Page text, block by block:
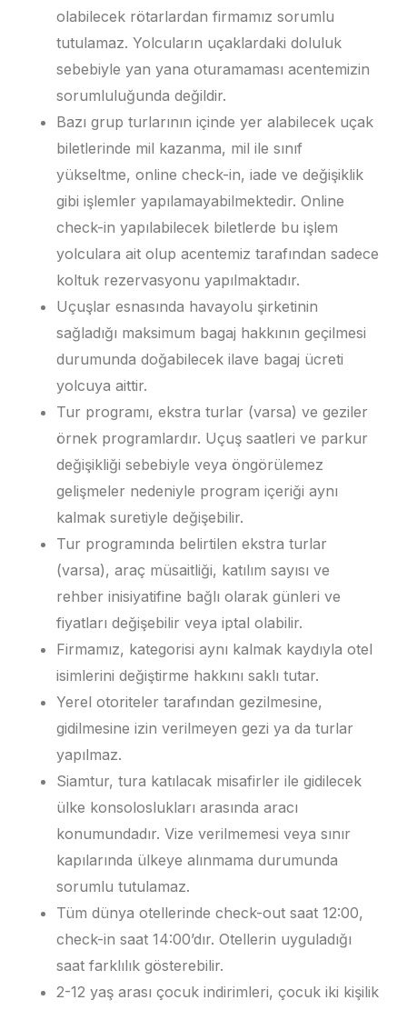
olabilecek rötarlardan firmamız sorumlu
tutulamaz. Yolcuların uçaklardaki doluluk
sebebiyle yan yana oturamaması acentemizin
sorumluluğunda değildir.
Bazı grup turlarının içinde yer alabilecek uçak
biletlerinde mil kazanma, mil ile sınıf
yükseltme, online check-in, iade ve değişiklik
gibi işlemler yapılamayabilmektedir. Online
check-in yapılabilecek biletlerde bu işlem
yolculara ait olup acentemiz tarafından sadece
koltuk rezervasyonu yapılmaktadır.
Uçuşlar esnasında havayolu şirketinin
sağladığı maksimum bagaj hakkının geçilmesi
durumunda doğabilecek ilave bagaj ücreti
yolcuya aittir.
Tur programı, ekstra turlar (varsa) ve geziler
örnek programlardır. Uçuş saatleri ve parkur
değişikliği sebebiyle veya öngörülemez
gelişmeler nedeniyle program içeriği aynı
kalmak suretiyle değişebilir.
Tur programında belirtilen ekstra turlar
(varsa), araç müsaitliği, katılım sayısı ve
rehber inisiyatifine bağlı olarak günleri ve
fiyatları değişebilir veya iptal olabilir.
Firmamız, kategorisi aynı kalmak kaydıyla otel
isimlerini değiştirme hakkını saklı tutar.
Yerel otoriteler tarafından gezilmesine,
gidilmesine izin verilmeyen gezi ya da turlar
yapılmaz.
Siamtur, tura katılacak misafirler ile gidilecek
ülke konsoloslukları arasında aracı
konumundadır. Vize verilmemesi veya sınır
kapılarında ülkeye alınmama durumunda
sorumlu tutulamaz.
Tüm dünya otellerinde check-out saat 12:00,
check-in saat 14:00’dır. Otellerin uyguladığı
saat farklılık gösterebilir.
2-12 yaş arası çocuk indirimleri, çocuk iki kişilik